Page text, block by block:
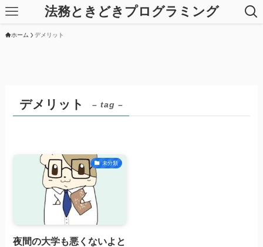
法務ときどきプログラミング
ホーム デメリット
デメリット – tag –
未分類
夜間の大学も悪くないよと